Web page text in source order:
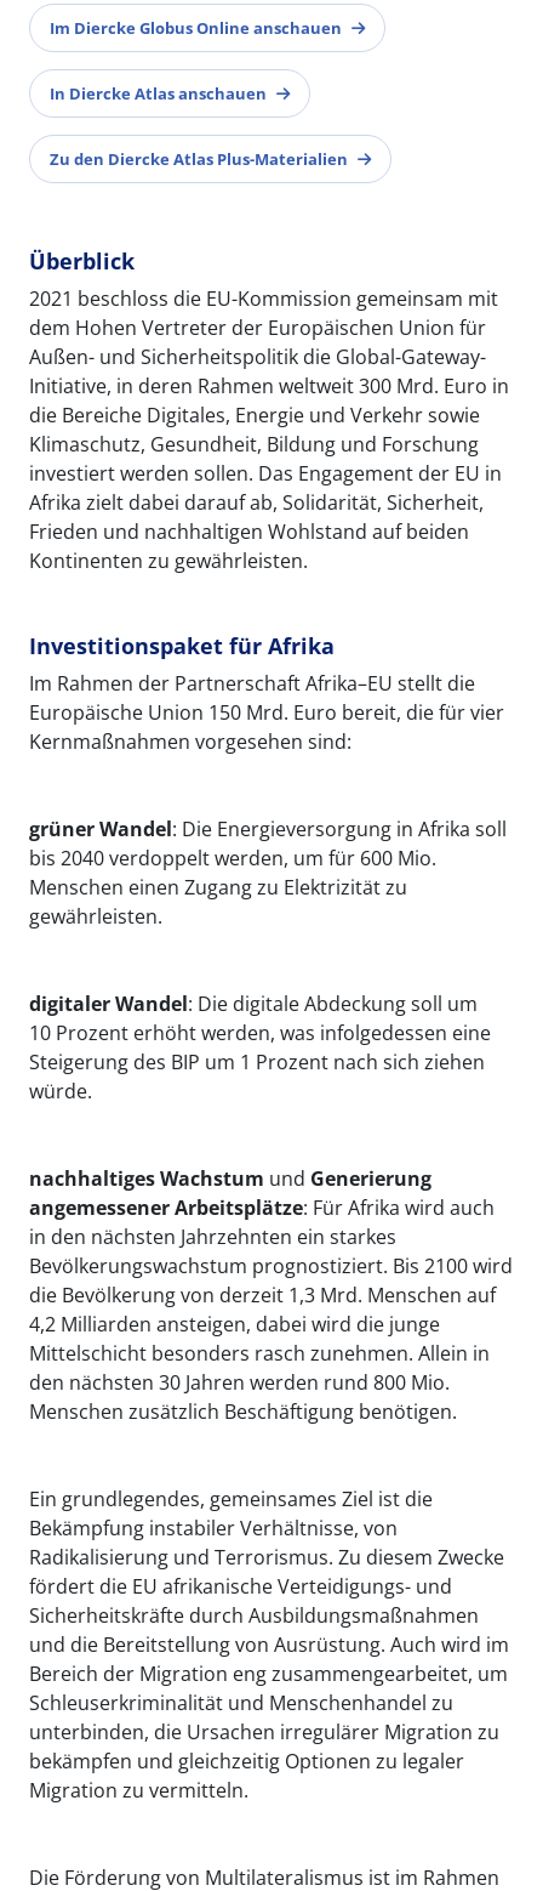
Im Diercke Globus Online anschauen
In Diercke Atlas anschauen
Zu den Diercke Atlas Plus-Materialien
Überblick
2021 beschloss die EU-Kommission gemeinsam mit
dem Hohen Vertreter der Europäischen Union für
Außen- und Sicherheitspolitik die Global-Gateway-
Initiative, in deren Rahmen weltweit 300 Mrd. Euro in
die Bereiche Digitales, Energie und Verkehr sowie
Klimaschutz, Gesundheit, Bildung und Forschung
investiert werden sollen. Das Engagement der EU in
Afrika zielt dabei darauf ab, Solidarität, Sicherheit,
Frieden und nachhaltigen Wohlstand auf beiden
Kontinenten zu gewährleisten.
Investitionspaket für Afrika
Im Rahmen der Partnerschaft Afrika–EU stellt die
Europäische Union 150 Mrd. Euro bereit, die für vier
Kernmaßnahmen vorgesehen sind:
grüner Wandel: Die Energieversorgung in Afrika soll
bis 2040 verdoppelt werden, um für 600 Mio.
Menschen einen Zugang zu Elektrizität zu
gewährleisten.
digitaler Wandel: Die digitale Abdeckung soll um
10 Prozent erhöht werden, was infolgedessen eine
Steigerung des BIP um 1 Prozent nach sich ziehen
würde.
nachhaltiges Wachstum und Generierung
angemessener Arbeitsplätze: Für Afrika wird auch
in den nächsten Jahrzehnten ein starkes
Bevölkerungswachstum prognostiziert. Bis 2100 wird
die Bevölkerung von derzeit 1,3 Mrd. Menschen auf
4,2 Milliarden ansteigen, dabei wird die junge
Mittelschicht besonders rasch zunehmen. Allein in
den nächsten 30 Jahren werden rund 800 Mio.
Menschen zusätzlich Beschäftigung benötigen.
Ein grundlegendes, gemeinsames Ziel ist die
Bekämpfung instabiler Verhältnisse, von
Radikalisierung und Terrorismus. Zu diesem Zwecke
fördert die EU afrikanische Verteidigungs- und
Sicherheitskräfte durch Ausbildungsmaßnahmen
und die Bereitstellung von Ausrüstung. Auch wird im
Bereich der Migration eng zusammengearbeitet, um
Schleuserkriminalität und Menschenhandel zu
unterbinden, die Ursachen irregulärer Migration zu
bekämpfen und gleichzeitig Optionen zu legaler
Migration zu vermitteln.
Die Förderung von Multilateralismus ist im Rahmen